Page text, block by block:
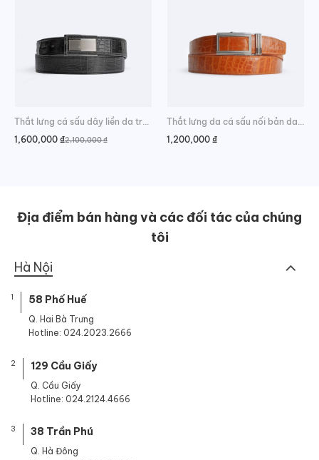
Thắt lưng cá sấu dây liền da trơn phong cách
2,100,000₫
Giá
1,600,000 ₫
Giá
1,200,000 ₫
Địa điểm bán hàng và các đối tác của chúng
tôi
Hà Nội
1 58 Phố Huế
Q. Hai Bà Trưng
Hotline: 024.2023.2666
2 129 Cầu Giấy
Q. Cầu Giấy
Hotline: 024.2124.4666
3 38 Trần Phú
Q. Hà Đông